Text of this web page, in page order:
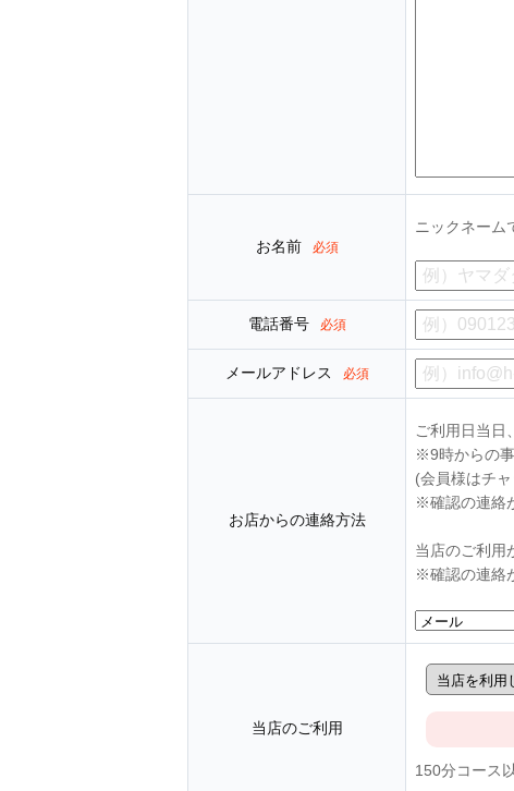
お名前 必須
ニックネーム
電話番号 必須
メールアドレス 必須
お店からの連絡方法
ご利用日当日
※9時からの
(会員様はチ
※確認の連絡
当店のご利用
※確認の連絡
当店のご利用
150分コース